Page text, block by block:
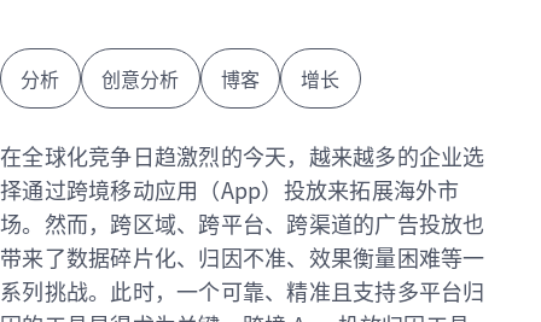
分析 创意分析 博客 增长
在全球化竞争日趋激烈的今天，越来越多的企业选
择通过跨境移动应用（App）投放来拓展海外市
场。然而，跨区域、跨平台、跨渠道的广告投放也
带来了数据碎片化、归因不准、效果衡量困难等一
系列挑战。此时，一个可靠、精准且支持多平台归